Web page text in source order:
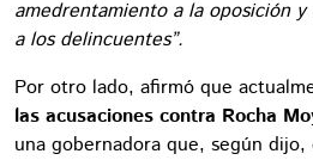
amedrentamiento a la oposición
a los delincuentes”.
Por otro lado, afirmó que
las acusaciones contra Rocha
una gobernadora que, según